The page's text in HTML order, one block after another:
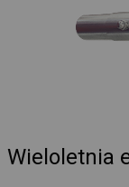
Wieloletnia